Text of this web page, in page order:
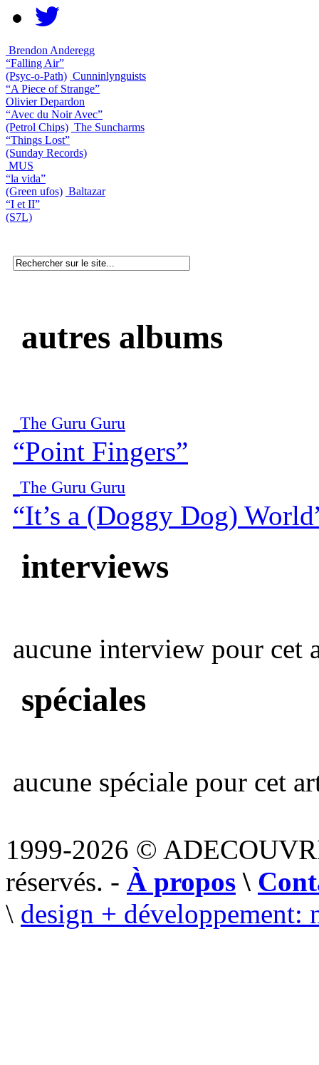
Brendon Anderegg
“Falling Air”
(Psyc-o-Path) Cunninlynguists
“A Piece of Strange”
Olivier Depardon
“Avec du Noir Avec”
(Petrol Chips) The Suncharms
“Things Lost”
(Sunday Records)
MUS
“la vida”
(Green ufos) Baltazar
“I et II”
(S7L)
autres albums
The Guru Guru
“Point Fingers”
The Guru Guru
“It’s a (Doggy Dog)
interviews
aucune interview pour cet
spéciales
aucune spéciale pour cet
1999-2026 ©
réservés. - À propos \
\ design + développement: